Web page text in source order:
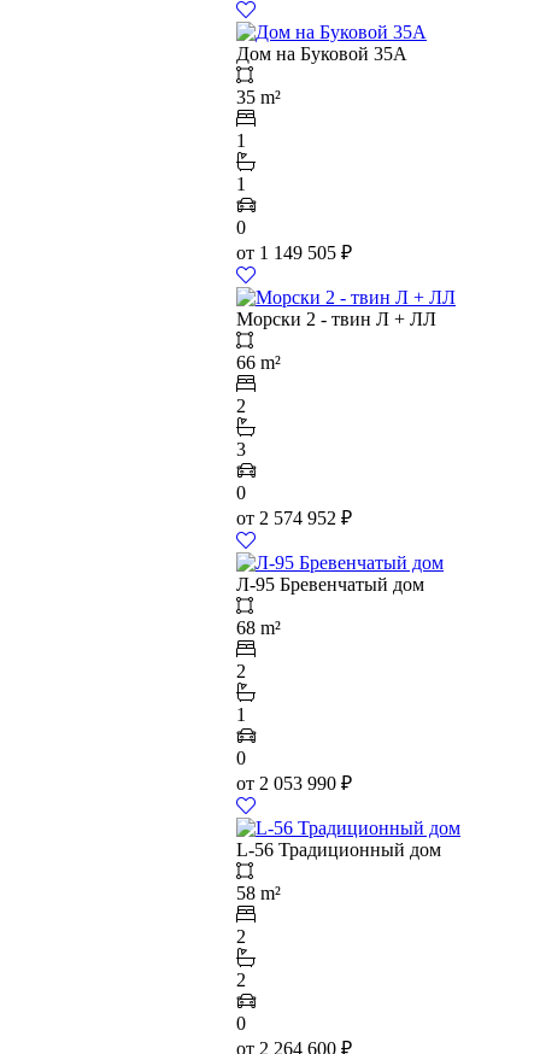
Дом на Буковой 35А
35 m²
1
1
0
от 1 149 505 ₽
Морски 2 - твин Л + ЛЛ
66 m²
2
3
0
от 2 574 952 ₽
Л-95 Бревенчатый дом
68 m²
2
1
0
от 2 053 990 ₽
L-56 Традиционный дом
58 m²
2
2
0
от 2 264 600 ₽